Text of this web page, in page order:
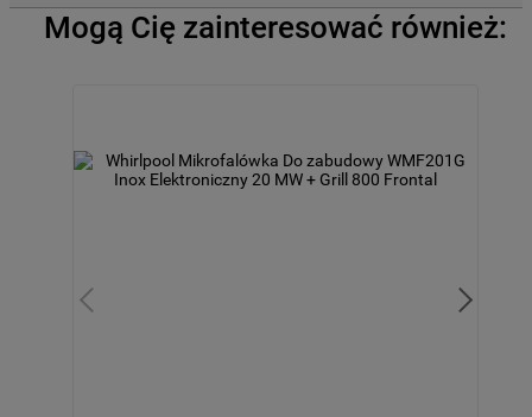
Mogą Cię zainteresować również: